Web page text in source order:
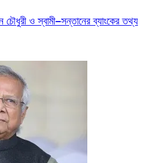
চৌধুরী ও স্বামী–সন্তানের ব্যাংকের তথ্য